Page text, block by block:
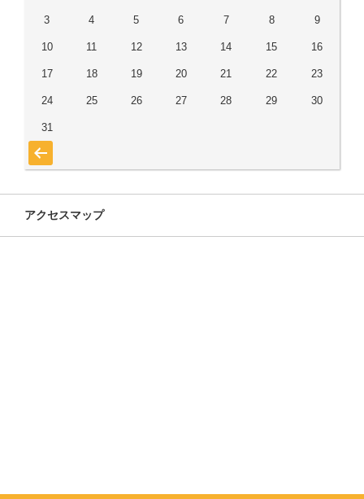
3 4 5 6 7 8 9
10 11 12 13 14 15 16
17 18 19 20 21 22 23
24 25 26 27 28 29 30
31
« 7月
アクセスマップ